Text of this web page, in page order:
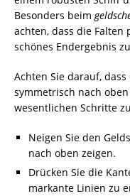
Besonders beim
achten, dass die
schönes Endergebnis
Achten Sie darauf,
symmetrisch nach
wesentlichen Schritte
Neigen Sie den
nach oben zeigen.
Drücken Sie die
markante Linien zu